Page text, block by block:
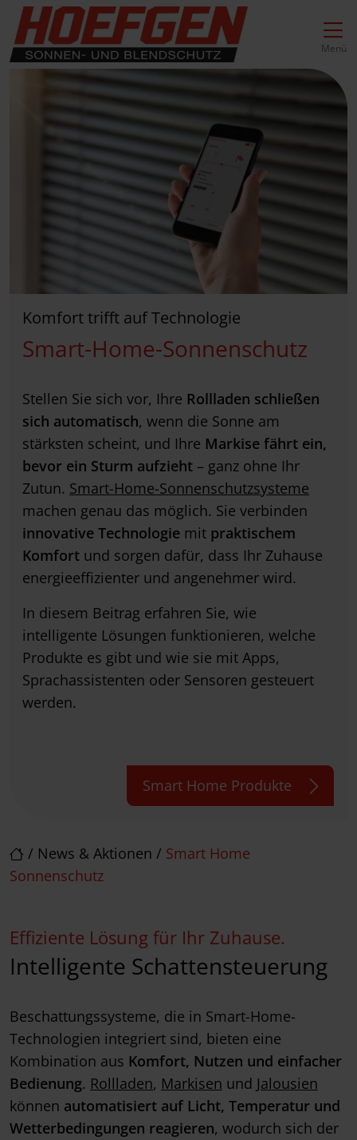
zur Top-Navigation
zur Hauptnavigation
Inhalt springen
zum Footer
Hauptnavigation
Menü
/ News & Aktionen / Smart Home
Sonnenschutz
Komfort trifft auf Technologie
Smart-Home-Sonnenschutz
Stellen Sie sich vor, Ihre Rollladen schließen
sich automatisch, wenn die Sonne am
stärksten scheint, und Ihre Markise fährt ein,
bevor ein Sturm aufzieht – ganz ohne Ihr
Zutun. Smart-Home-Sonnenschutzsysteme
machen genau das möglich. Sie verbinden
innovative Technologie mit praktischem
Komfort und sorgen dafür, dass Ihr Zuhause
energieeffizienter und angenehmer wird.
In diesem Beitrag erfahren Sie, wie
intelligente Lösungen funktionieren, welche
Produkte es gibt und wie sie mit Apps,
Sprachassistenten oder Sensoren gesteuert
werden.
Smart Home Produkte
Effiziente Lösung für Ihr Zuhause.
Intelligente Schattensteuerung
Beschattungssysteme, die in Smart-Home-
Technologien integriert sind, bieten eine
Kombination aus Komfort, Nutzen und einfacher
Bedienung. Rollladen, Markisen und Jalousien
können automatisiert auf Licht, Temperatur und
Wetterbedingungen reagieren, wodurch sich der